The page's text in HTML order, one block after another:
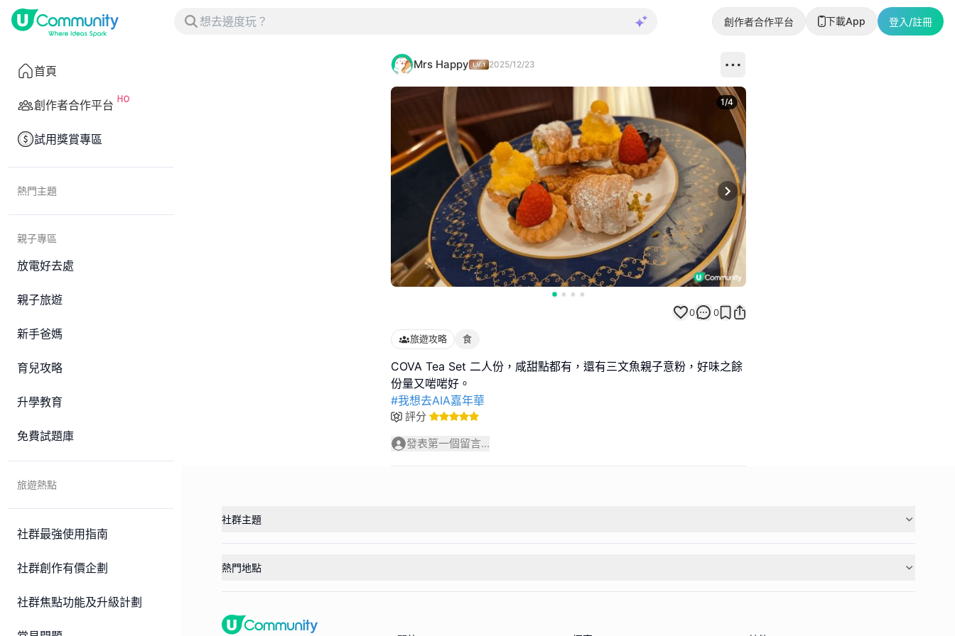
創作者合作平台 下載App 登入/註冊
首頁
創作者合作平台
試用獎賞專區
熱門主題
親子專區
放電好去處
親子旅遊
新手爸媽
育兒攻略
升學教育
免費試題庫
旅遊熱點
社群最強使用指南
社群創作有價企劃
社群焦點功能及升級計劃
Mrs Happy 2025/12/23
Next slide
1/4
0 0
旅遊攻略 食
COVA Tea Set 二人份，咸甜點都有，還有三文魚親子意粉，好味之餘
#我想去AIA嘉年華
評分
發表第一個留言...
社群主題
熱門地點